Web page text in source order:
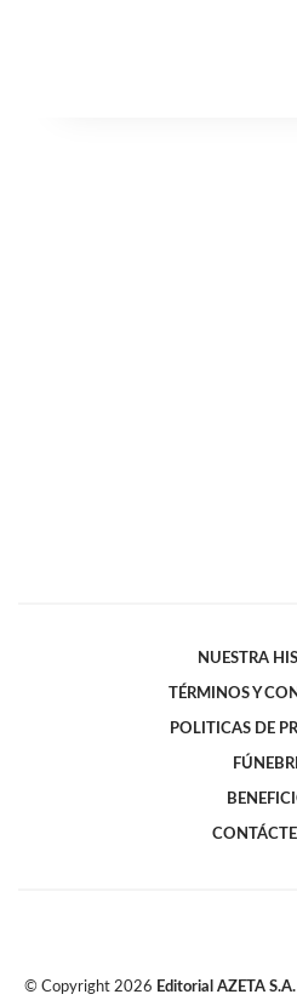
NUESTRA
TÉRMINOS Y
POLITICAS DE
© Copyright 2026 Editorial AZETA S.A.